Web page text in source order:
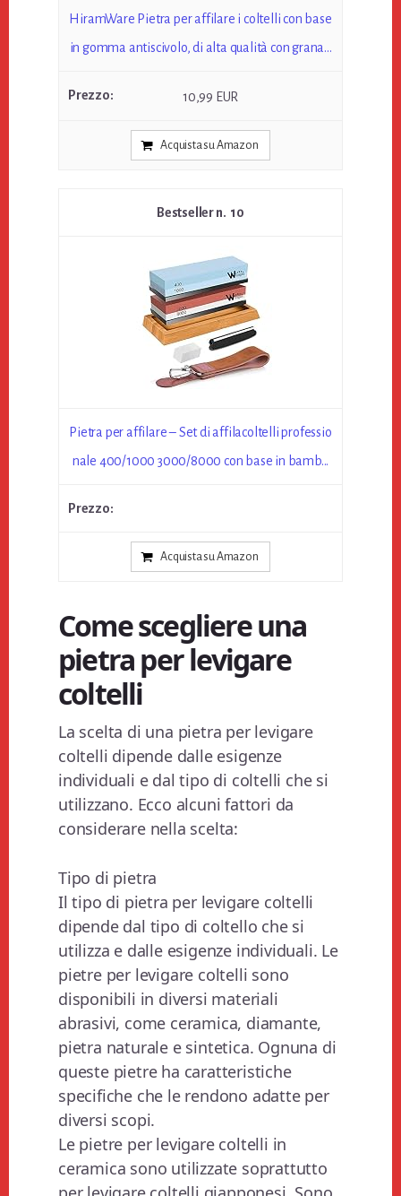
HiramWare Pietra per affilare i coltelli con base
in gomma antiscivolo, di alta qualità con grana...
10,99 EUR
Acquista su Amazon
10
Pietra per affilare – Set di affilacoltelli professio
nale 400/1000 3000/8000 con base in bamb...
Acquista su Amazon
Come scegliere una
pietra per levigare
coltelli
La scelta di una pietra per levigare
coltelli dipende dalle esigenze
individuali e dal tipo di coltelli che si
utilizzano. Ecco alcuni fattori da
considerare nella scelta:
Tipo di pietra
Il tipo di pietra per levigare coltelli
dipende dal tipo di coltello che si
utilizza e dalle esigenze individuali. Le
pietre per levigare coltelli sono
disponibili in diversi materiali
abrasivi, come ceramica, diamante,
pietra naturale e sintetica. Ognuna di
queste pietre ha caratteristiche
specifiche che le rendono adatte per
diversi scopi.
Le pietre per levigare coltelli in
ceramica sono utilizzate soprattutto